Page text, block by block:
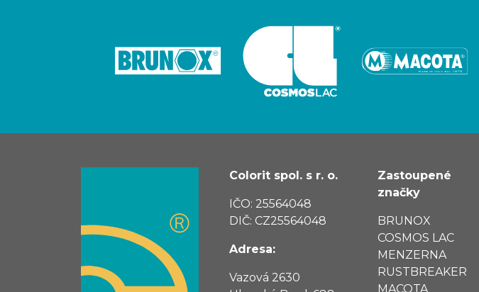
Colorit spol. s r. o.
IČO: 25564048
DIČ: CZ25564048
Adresa:
Vazová 2630
Zastoupené
značky
BRUNOX
COSMOS LAC
MENZERNA
RUSTBREAKER
MACOTA